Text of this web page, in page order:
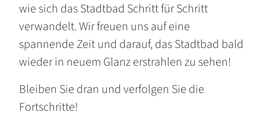
wie sich das Stadtbad Schritt für Schritt
verwandelt. Wir freuen uns auf eine
spannende Zeit und darauf, das Stadtbad bald
wieder in neuem Glanz erstrahlen zu sehen!
Bleiben Sie dran und verfolgen Sie die
Fortschritte!